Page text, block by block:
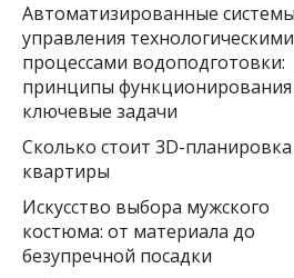
Автоматизированные системы
управления технологическими
процессами водоподготовки:
принципы
ключевые задачи
Сколько стоит 3D-планировка
квартиры
Искусство выбора мужского
костюма: от материала до
безупречной посадки